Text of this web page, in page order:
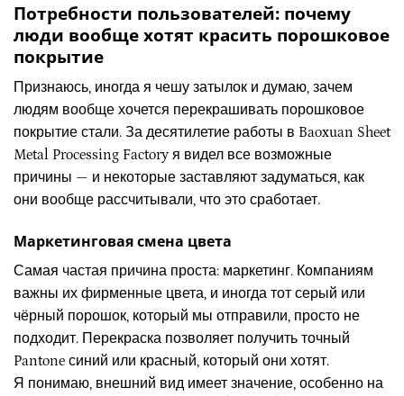
Потребности пользователей: почему
люди вообще хотят красить порошковое
покрытие
Признаюсь, иногда я чешу затылок и думаю, зачем
людям вообще хочется перекрашивать порошковое
покрытие стали. За десятилетие работы в Baoxuan Sheet
Metal Processing Factory я видел все возможные
причины — и некоторые заставляют задуматься, как
они вообще рассчитывали, что это сработает.
Маркетинговая смена цвета
Самая частая причина проста: маркетинг. Компаниям
важны их фирменные цвета, и иногда тот серый или
чёрный порошок, который мы отправили, просто не
подходит. Перекраска позволяет получить точный
Pantone синий или красный, который они хотят.
Я понимаю, внешний вид имеет значение, особенно на